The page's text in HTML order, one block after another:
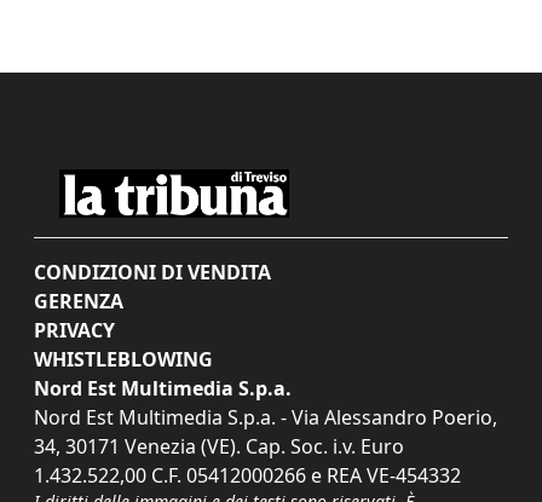
CONDIZIONI DI VENDITA
GERENZA
PRIVACY
WHISTLEBLOWING
Nord Est Multimedia S.p.a.
Nord Est Multimedia S.p.a. - Via Alessandro Poerio,
34, 30171 Venezia (VE). Cap. Soc. i.v. Euro
1.432.522,00 C.F. 05412000266 e REA VE-454332